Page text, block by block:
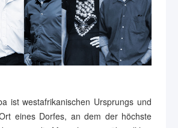
ist westafrikanischen Ursprungs und
eines Dorfes, an dem der höchste